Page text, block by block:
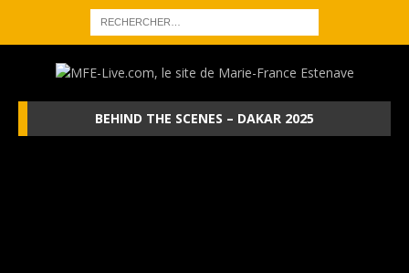
BEHIND THE SCENES – DAKAR 2025